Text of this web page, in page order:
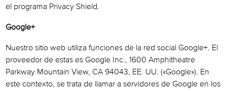
el programa Privacy Shield.
Google+
Nuestro sitio web utiliza funciones de la red social Google+. El
proveedor de estas es Google Inc., 1600 Amphitheatre
Parkway Mountain View, CA 94043, EE. UU. («Google»). En
este contexto, se trata de llamar a servidores de Google en los